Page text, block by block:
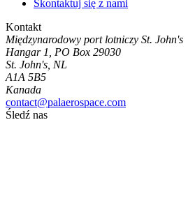
Skontaktuj się z nami
Kontakt
Międzynarodowy port lotniczy St. John's
Hangar 1, PO Box 29030
St. John's, NL
A1A 5B5
Kanada
contact@palaerospace.com
Śledź nas